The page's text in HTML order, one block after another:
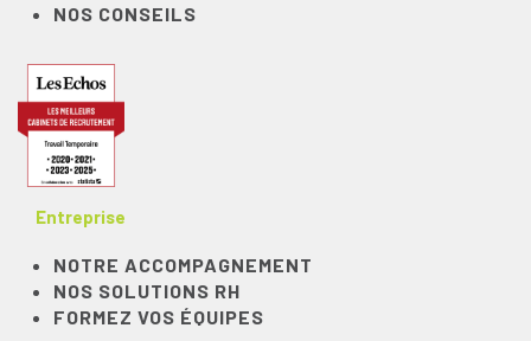
NOS CONSEILS
Entreprise
NOTRE ACCOMPAGNEMENT
NOS SOLUTIONS RH
FORMEZ VOS ÉQUIPES